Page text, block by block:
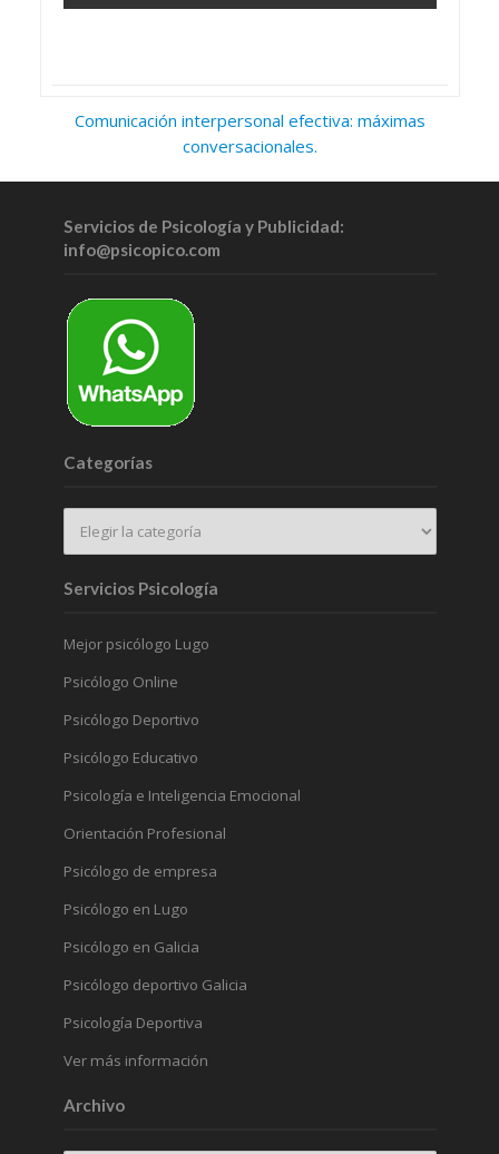
Comunicación interpersonal efectiva: máximas
conversacionales.
Servicios de Psicología y Publicidad:
info@psicopico.com
Categorías
Servicios Psicología
Mejor psicólogo Lugo
Psicólogo Online
Psicólogo Deportivo
Psicólogo Educativo
Psicología e Inteligencia Emocional
Orientación Profesional
Psicólogo de empresa
Psicólogo en Lugo
Psicólogo en Galicia
Psicólogo deportivo Galicia
Psicología Deportiva
Ver más información
Archivo